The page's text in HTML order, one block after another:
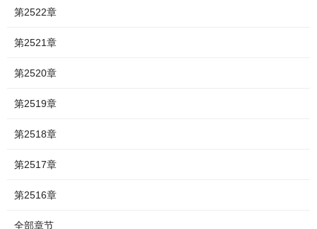
第2522章
第2521章
第2520章
第2519章
第2518章
第2517章
第2516章
全部章节